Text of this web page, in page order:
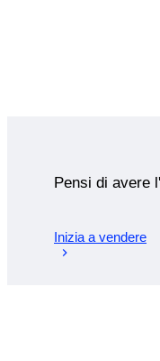
Pensi di avere
Inizia a vendere